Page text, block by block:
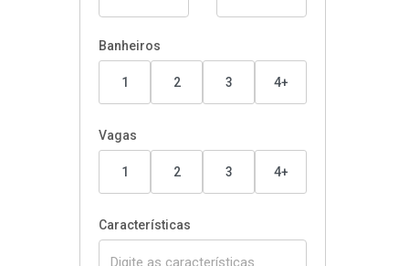
Banheiros
1 2 3 4+
Vagas
1 2 3 4+
Características